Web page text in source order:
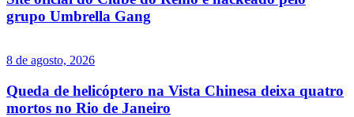
grupo Umbrella Gang
8 de agosto, 2026
Queda de helicóptero na Vista Chinesa deixa quatro
mortos no Rio de Janeiro